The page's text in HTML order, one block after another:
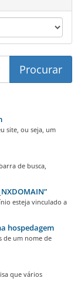
site, ou seja, um
de busca,
esteja vinculado a
hospedagem
de um nome de
que vários